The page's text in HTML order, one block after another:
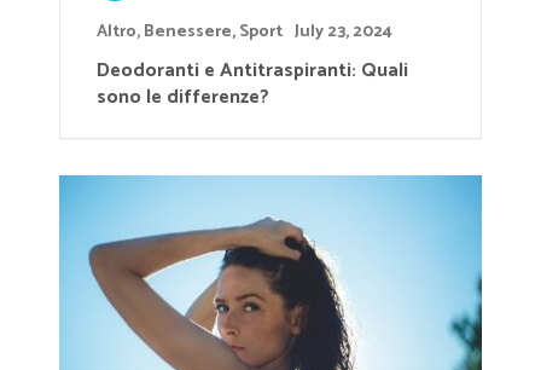
Altro,Benessere,Sport July 23, 2024
Deodoranti e Antitraspiranti: Quali
sono le differenze?